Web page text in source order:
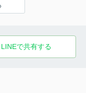
LINEで共有する